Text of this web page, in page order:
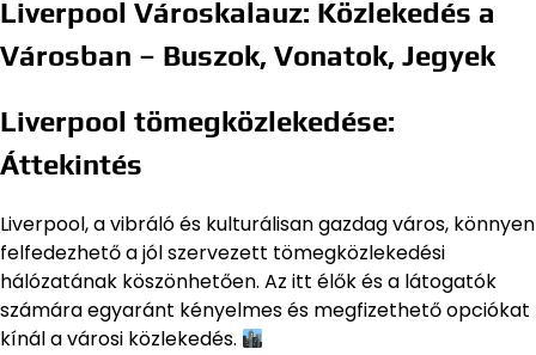
Liverpool Városkalauz: Közlekedés a
Városban – Buszok, Vonatok, Jegyek
Liverpool tömegközlekedése:
Áttekintés
Liverpool, a vibráló és kulturálisan gazdag város, könnyen
felfedezhető a jól szervezett tömegközlekedési
hálózatának köszönhetően. Az itt élők és a látogatók
számára egyaránt kényelmes és megfizethető opciókat
kínál a városi közlekedés.